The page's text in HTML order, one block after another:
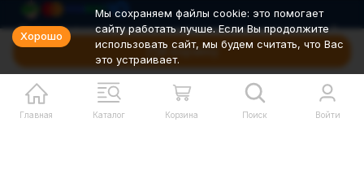
В корзину
Главная Каталог Корзина Поиск Войти
Каталог товаров
Компания
Информация
Политика персональных данных
© 2001-2026 Камин-Эксперт ИП Понюхов В. А. ОГРНИП
326527500040181
Хорошо
Мы сохраняем файлы cookie: это помогает
сайту работать лучше. Если Вы продолжите
использовать сайт, мы будем считать, что Вас
это устраивает.